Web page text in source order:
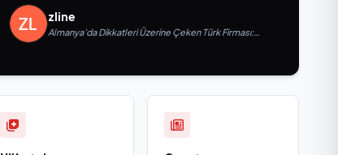
zline
Almanya’da Dikkatleri Üzerine Çeken Türk Firması: